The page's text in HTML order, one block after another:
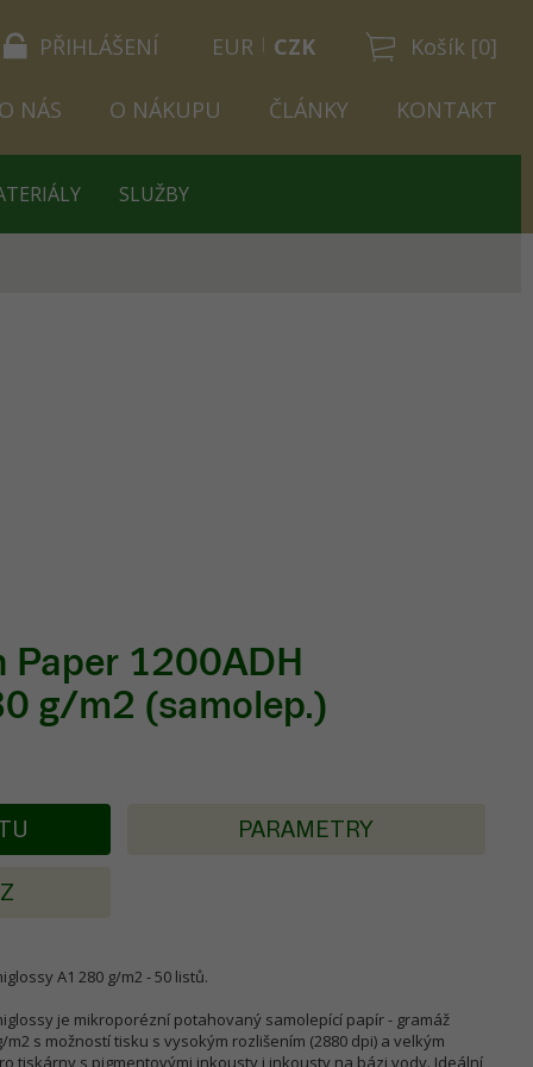
PŘIHLÁŠENÍ Košík [0]
EUR CZK
O NÁS O NÁKUPU ČLÁNKY KONTAKT
SLUŽBY
Paper 1200ADH
g/m2 (samolep.)
PARAMETRY
A1 280 g/m2 - 50 listů.
je mikroporézní potahovaný samolepící papír - gramáž
m2 s možností tisku s vysokým rozlišením (2880 dpi) a velkým
tiskárny s pigmentovými inkousty i inkousty na bázi vody. Ideální